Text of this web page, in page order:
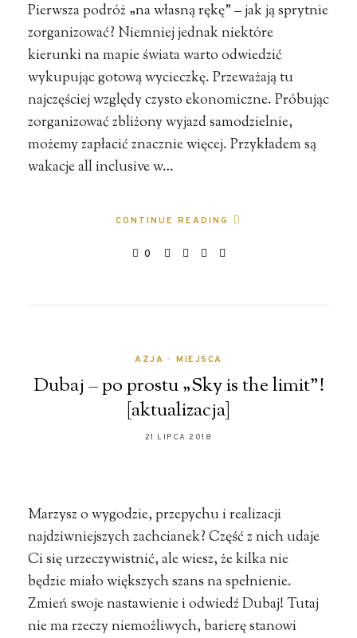
Pierwsza podróż „na własną rękę” – jak ją sprytnie
zorganizować? Niemniej jednak niektóre
kierunki na mapie świata warto odwiedzić
wykupując gotową wycieczkę. Przeważają tu
najczęściej względy czysto ekonomiczne. Próbując
zorganizować zbliżony wyjazd samodzielnie,
możemy zapłacić znacznie więcej. Przykładem są
wakacje all inclusive w…
CONTINUE READING
0
AZJA • MIEJSCA
Dubaj – po prostu „Sky is the limit”!
[aktualizacja]
21 LIPCA 2018
Marzysz o wygodzie, przepychu i realizacji
najdziwniejszych zachcianek? Część z nich udaje
Ci się urzeczywistnić, ale wiesz, że kilka nie
będzie miało większych szans na spełnienie.
Zmień swoje nastawienie i odwiedź Dubaj! Tutaj
nie ma rzeczy niemożliwych, barierę stanowi